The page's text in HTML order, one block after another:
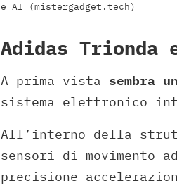
e AI (mistergadget.tech)
Adidas
A prima vista sembra
sistema elettronico
All’interno della
sensori di movimento
precisione